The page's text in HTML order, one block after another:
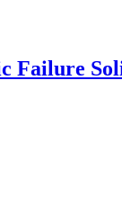
Failure